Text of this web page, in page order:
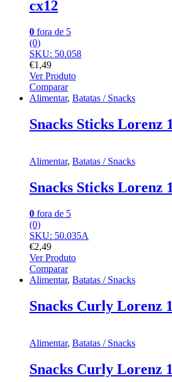
cx12
0 fora de 5
(0)
SKU: 50.058
€1,49
Ver Produto
Comparar
Alimentar, Batatas / Snacks
Snacks Sticks Lorenz
Alimentar, Batatas / Snacks
Snacks Sticks Lorenz
0 fora de 5
(0)
SKU: 50.035A
€2,49
Ver Produto
Comparar
Alimentar, Batatas / Snacks
Snacks Curly Lorenz
Alimentar, Batatas / Snacks
Snacks Curly Lorenz